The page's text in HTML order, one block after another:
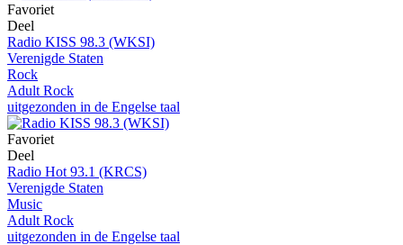
Favoriet
Deel
Radio KISS 98.3 (WKSI)
Verenigde Staten
Rock
Adult Rock
uitgezonden in de Engelse taal
Favoriet
Deel
Radio Hot 93.1 (KRCS)
Verenigde Staten
Music
Adult Rock
uitgezonden in de Engelse taal